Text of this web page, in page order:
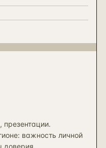
важность личной
доверия.